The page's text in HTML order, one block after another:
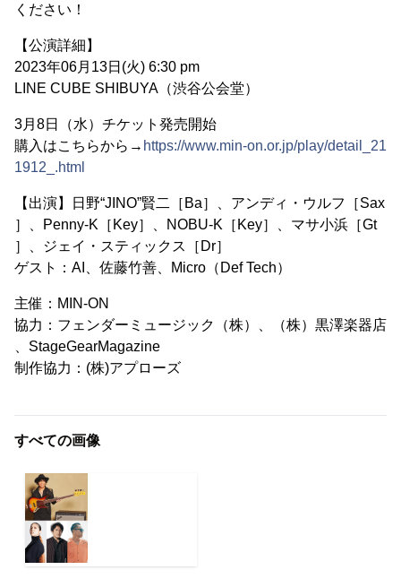
ください！
【公演詳細】
2023年06月13日(火) 6:30 pm
LINE CUBE SHIBUYA（渋谷公会堂）
3月8日（水）チケット発売開始
購入はこちらから→ https://www.min-on.or.jp/play/detail_21
1912_.html
【出演】日野“JINO”賢二［Ba］、アンディ・ウルフ［Sax
］、Penny-K［Key］、NOBU-K［Key］、マサ小浜［Gt
］、ジェイ・スティックス［Dr］
ゲスト：AI、佐藤竹善、Micro（Def Tech）
主催：MIN-ON
協力：フェンダーミュージック（株）、（株）黒澤楽器店
、StageGearMagazine
制作協力：(株)アプローズ
すべての画像